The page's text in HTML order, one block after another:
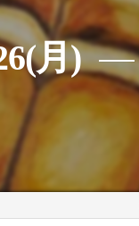
月)